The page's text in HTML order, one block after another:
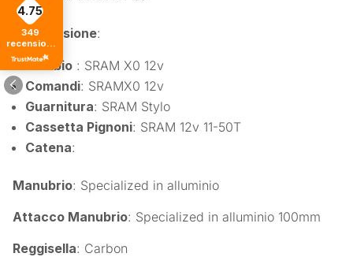
Trasmissione:
Cambio : SRAM X0 12v
Comandi: SRAMX0 12v
Guarnitura: SRAM Stylo
Cassetta Pignoni: SRAM 12v 11-50T
Catena:
Manubrio: Specialized in alluminio
Attacco Manubrio: Specialized in alluminio 100mm
Reggisella: Carbon
4.75
349
recensioni
di tutti i
tempi